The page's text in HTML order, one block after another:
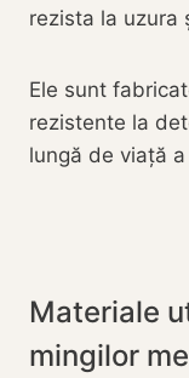
rezista la uzura
Ele sunt
rezistente la
lungă de viață
Materiale
mingilor